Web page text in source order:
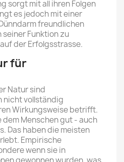
sorgt mit all ihren Folgen
es jedoch mit einer
freundlichen
Funktion zu
der Erfolgsstrasse.
für
Natur sind
nicht vollständig
Wirkungsweise betrifft.
dem Menschen gut - auch
Das haben die meisten
Empirische
wenn sie in